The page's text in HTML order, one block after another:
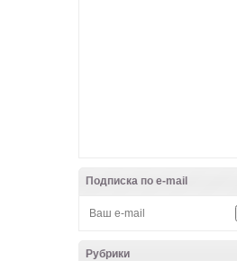
Подписка по e-mail
Рубрики